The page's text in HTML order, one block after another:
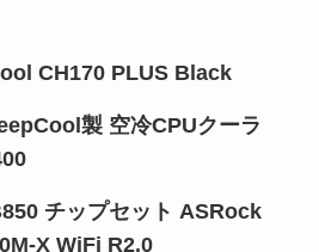
CH170 PLUS Black
製 空冷CPUクーラ
チップセット ASRock
X WiFi R2.0